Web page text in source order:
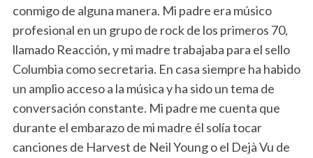
conmigo de alguna manera. Mi padre era músico
profesional en un grupo de rock de los primeros 70,
llamado Reacción, y mi madre trabajaba para el sello
Columbia como secretaria. En casa siempre ha habido
un amplio acceso a la música y ha sido un tema de
conversación constante. Mi padre me cuenta que
durante el embarazo de mi madre él solía tocar
canciones de Harvest de Neil Young o el Dejà Vu de